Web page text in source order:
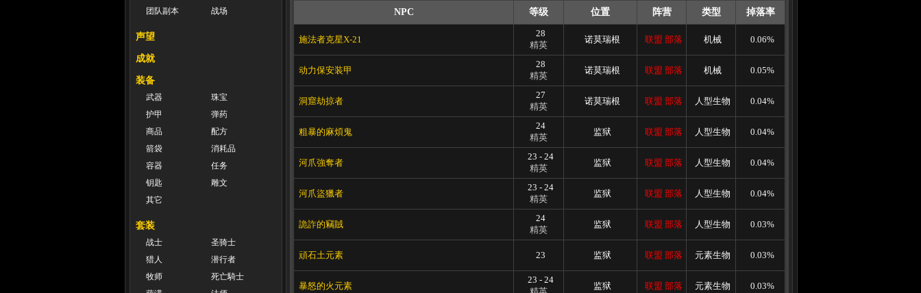
团队副本
战场
声望
成就
装备
武器
珠宝
护甲
弹药
商品
配方
箭袋
消耗品
容器
任务
钥匙
雕文
其它
套装
战士
圣骑士
猎人
潜行者
牧师
死亡騎士
NPC 等级 位置 阵营 类型 掉落率
施法者克星X-21
28
精英
诺莫瑞根 联盟 部落 机械 0.06%
动力保安装甲
28
精英
诺莫瑞根 联盟 部落 机械 0.05%
洞窟劫掠者
27
精英
诺莫瑞根 联盟 部落 人型生物 0.04%
粗暴的麻煩鬼
24
精英
监狱 联盟 部落 人型生物 0.04%
河爪強奪者
23 - 24
精英
监狱 联盟 部落 人型生物 0.04%
河爪盜獵者
23 - 24
精英
监狱 联盟 部落 人型生物 0.04%
詭詐的竊賊
24
精英
监狱 联盟 部落 人型生物 0.03%
頑石土元素 23 监狱 联盟 部落 元素生物 0.03%
暴怒的火元素
23 - 24
监狱 联盟 部落 元素生物 0.03%